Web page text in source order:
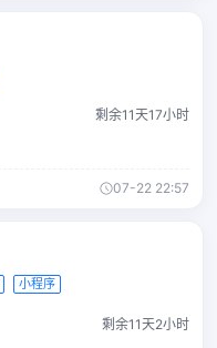
剩余11天17小时
07-22 22:57
小程序
剩余11天2小时